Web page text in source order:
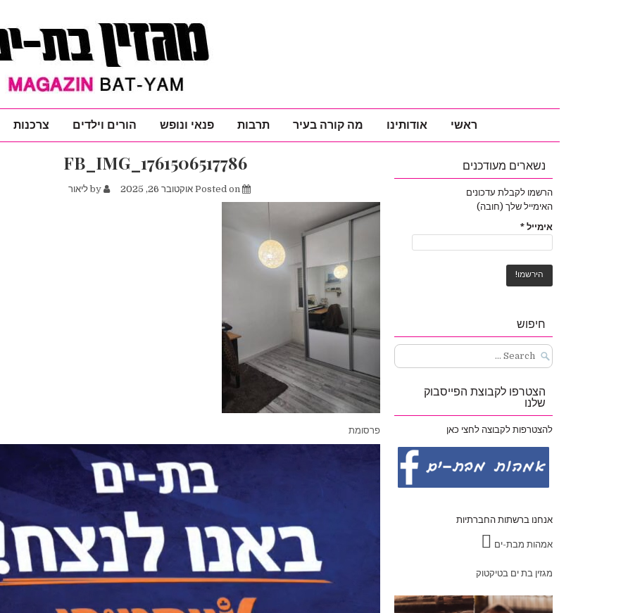
ראשי אודותינו מה קורה בעיר תרבות פנאי ונופש הורים וילדים צרכנות
FB_IMG_1761506517786
Posted on אוקטובר 26, 2025 by ליאור
פרסומת
נשארים מעודכנים
הרשמו לקבלת עדכונים
האימייל שלך (חובה)
אימייל *
חיפוש
Search
for:
הצטרפו לקבוצת הפייסבוק
שלנו
להצטרפות לקבוצה לחצי כאן
אנחנו ברשתות החברתיות
אמהות מבת-ים
מגזין בת ים בטיקטוק